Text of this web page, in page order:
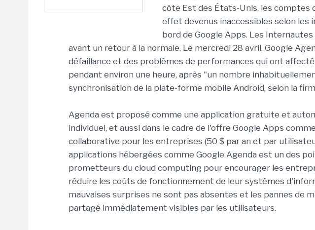
côte Est des États-Unis, les comptes
effet devenus inaccessibles selon les
bord de Google Apps. Les
avant un retour à la normale. Le mercredi 28 avril, Google
défaillance et des problèmes de performances qui ont
pendant environ une heure, après "un nombre
synchronisation de la plate-forme mobile Android, selon la
Agenda est proposé comme une application gratuite et
individuel, et aussi dans le cadre de l'offre Google Apps
collaborative pour les entreprises (50 $ par an et par
applications hébergées comme Google Agenda est un des
prometteurs du cloud computing pour encourager les
réduire les coûts de fonctionnement de leur systèmes
mauvaises surprises ne sont pas absentes et les pannes de
partagé immédiatement visibles par les utilisateurs.